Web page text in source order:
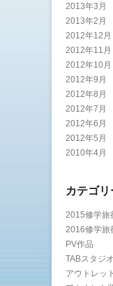
2013年3月
2013年2月
2012年12月
2012年11月
2012年10月
2012年9月
2012年8月
2012年7月
2012年6月
2012年5月
2010年4月
カテゴリ
2015修学旅
2016修学旅
PV作品
TABスタジオ
アウトレット